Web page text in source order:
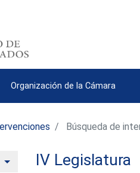
Organización de la Cámara
Búsqueda de
AlternarIV Legislatura